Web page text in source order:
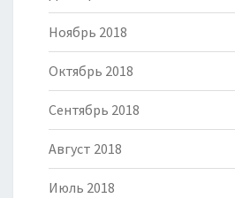
Ноябрь 2018
Октябрь 2018
Сентябрь 2018
Август 2018
Июль 2018